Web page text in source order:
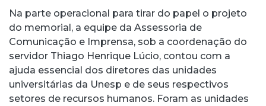
Na parte operacional para tirar do papel o projeto
do memorial, a equipe da Assessoria de
Comunicação e Imprensa, sob a coordenação do
servidor Thiago Henrique Lúcio, contou com a
ajuda essencial dos diretores das unidades
universitárias da Unesp e de seus respectivos
setores de recursos humanos. Foram as unidades